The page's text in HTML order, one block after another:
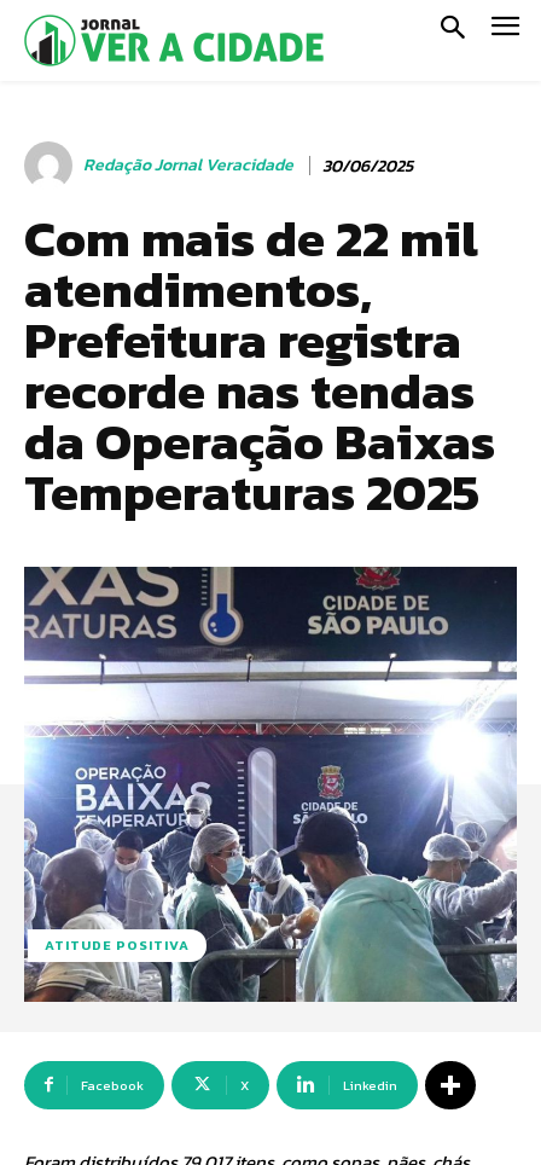
Redação Jornal Veracidade 30/06/2025
Com mais de 22 mil
atendimentos,
Prefeitura registra
recorde nas tendas
da Operação Baixas
Temperaturas 2025
ATITUDE POSITIVA
Facebook X Linkedin